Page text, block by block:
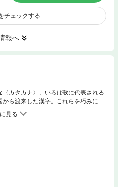
チェックする
報へ
〈カタカナ〉、いろは歌に代表される
ら渡来した漢字。これらを巧みに組
い言葉の世界を創り上げてきた。空
長、大槻文彦……先師先達のさまざま
しつつ、これまでにない視野から、
く。